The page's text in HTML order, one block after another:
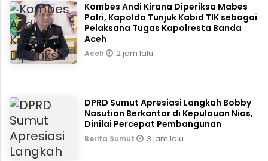
Kombes Andi Kirana Diperiksa Mabes
Polri, Kapolda Tunjuk Kabid TIK sebagai
Pelaksana Tugas Kapolresta Banda
Aceh
Aceh 2 jam lalu
DPRD Sumut Apresiasi Langkah Bobby
Nasution Berkantor di Kepulauan Nias,
Dinilai Percepat Pembangunan
Berita Sumut 3 jam lalu